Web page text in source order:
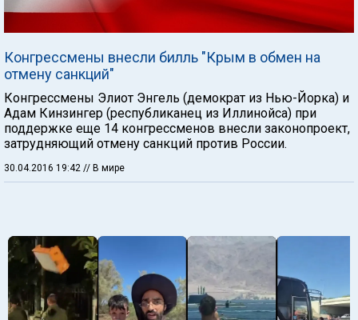
Конгрессмены внесли билль "Крым в обмен на
отмену санкций"
Конгрессмены Элиот Энгель (демократ из Нью-Йорка) и
Адам Кинзингер (республиканец из Иллинойса) при
поддержке еще 14 конгрессменов внесли законопроект,
затрудняющий отмену санкций против России.
30.04.2016 19:42 // В мире